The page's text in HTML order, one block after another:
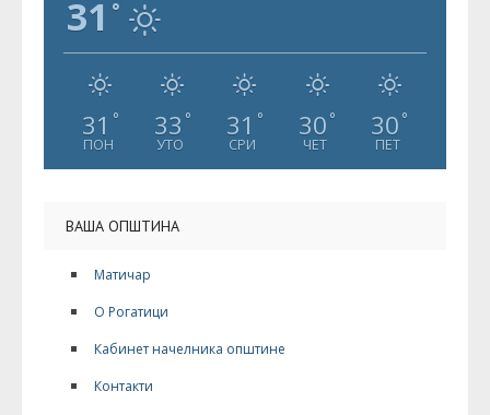
31 °
31 °
ПОН
33 °
УТО
31 °
СРИ
30 °
ЧЕТ
30 °
ПЕТ
ВАША ОПШТИНА
Матичар
О Рогатици
Кабинет начелника општине
Контакти